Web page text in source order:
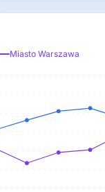
Miasto Warszawa